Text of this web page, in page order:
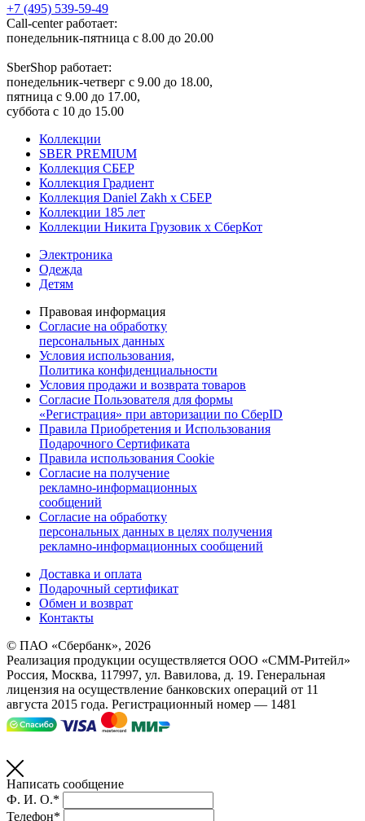
+7 (495) 539-59-49
Call-center работает:
понедельник-пятница с 8.00 до 20.00
SberShop работает:
понедельник-четверг с 9.00 до 18.00,
пятница с 9.00 до 17.00,
суббота с 10 до 15.00
Коллекции
SBER PREMIUM
Коллекция СБЕР
Коллекция Градиент
Коллекция Daniel Zakh x СБЕР
Коллекции 185 лет
Коллекции Никита Грузовик х СберКот
Электроника
Одежда
Детям
Правовая информация
Согласие на обработку
персональных данных
Условия использования,
Политика конфиденциальности
Условия продажи и возврата товаров
Согласие Пользователя для формы
«Регистрация» при авторизации по СберID
Правила Приобретения и Использования
Подарочного Сертификата
Правила использования Cookie
Согласие на получение
рекламно-информационных
сообщений
Согласие на обработку
персональных данных в целях получения
рекламно-информационных сообщений
Доставка и оплата
Подарочный сертификат
Обмен и возврат
Контакты
© ПАО «Сбербанк», 2026
Реализация продукции осуществляется ООО «СММ-Ритейл»
Россия, Москва, 117997, ул. Вавилова, д. 19. Генеральная
лицензия на осуществление банковских операций от 11
августа 2015 года. Регистрационный номер — 1481
Написать сообщение
Ф. И. О.*
Телефон*